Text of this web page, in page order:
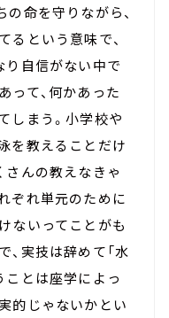
命を守りながら、
るという意味で、
り自信がない中で
って、何かあった
しまう。小学校や
を教えることだけ
さんの教えなきゃ
ぞれ単元のために
ないってことがも
実技は辞めて「水
ことは座学によっ
的じゃないかとい